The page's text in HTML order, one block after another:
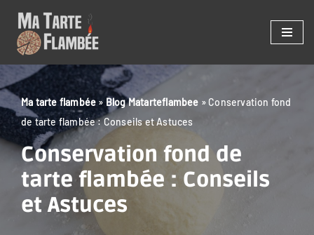
Aller
au
contenu
Ma tarte flambée » Blog Matarteflambee » Conservation fond
de tarte flambée : Conseils et Astuces
Conservation fond de
tarte flambée : Conseils
et Astuces